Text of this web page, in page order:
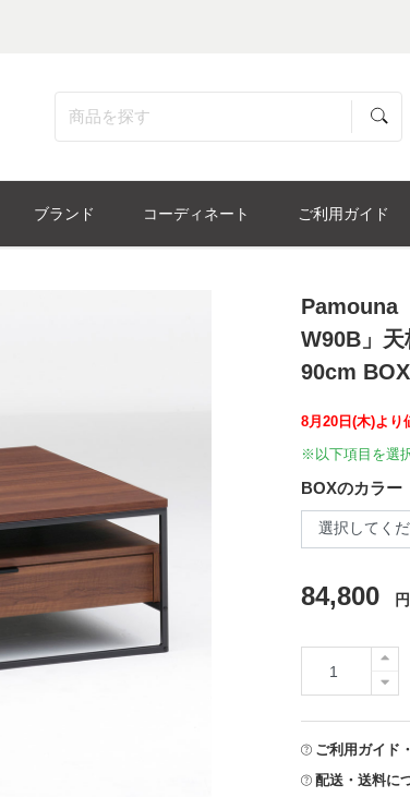
ブランド コーディネート ご利用ガイド
Pamouna
W90B」
90cm
8月20日(木)より
※以下項目を選
BOXのカラー
84,800 円
ご利用ガイド
配送・送料に